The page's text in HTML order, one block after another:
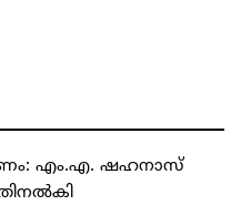
എം.എ. ഷഹനാസ്